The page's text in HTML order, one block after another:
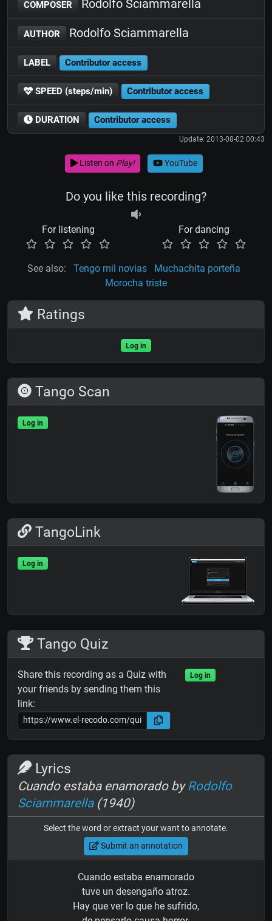
COMPOSER Rodolfo Sciammarella
AUTHOR Rodolfo Sciammarella
LABEL Contributor access
SPEED (steps/min) Contributor access
DURATION Contributor access
Update: 2013-08-02 00:43
Listen on Play! YouTube
Do you like this recording?
For listening For dancing
See also: Tengo mil novias
Muchachita porteña
Morocha triste
Ratings
Log in
Tango Scan
Log in
TangoLink
Log in
Tango Quiz
Share this recording as a Quiz with
your friends by sending them this
link:
Log in
Lyrics
Cuando estaba enamorado by Rodolfo
Sciammarella(1940)
Select the word or extract your want to annotate.
Submit an annotation
Cuando estaba enamorado
tuve un desengaño atroz.
Hay que ver lo que he sufrido,